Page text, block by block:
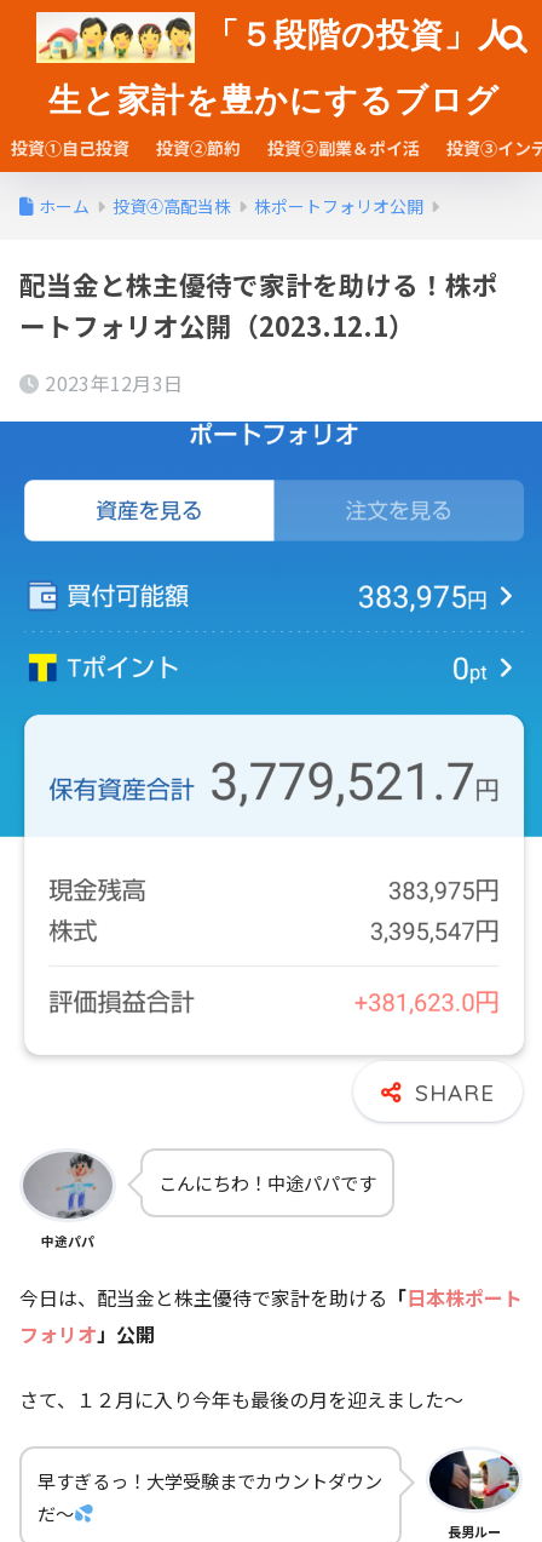
「５段階の投資」人
生と家計を豊かにするブログ
投資①自己投資 投資②節約 投資②副業＆ポイ活 投資③イン
ホーム 投資④高配当株 株ポートフォリオ公開
配当金と株主優待で家計を助ける！株ポ
ートフォリオ公開（2023.12.1）
2023年12月3日
中途パパ
こんにちわ！中途パパです
今日は、配当金と株主優待で家計を助ける 「日本株ポート
フォリオ 」公開
さて、１２月に入り今年も最後の月を迎えました～
早すぎるっ！大学受験までカウントダウン
だ～
長男ルー